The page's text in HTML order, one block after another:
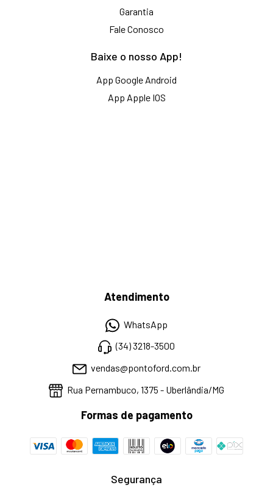
Garantia
Fale Conosco
Baixe o nosso App!
App Google Android
App Apple IOS
Atendimento
WhatsApp
(34) 3218-3500
vendas@pontoford.com.br
Rua Pernambuco, 1375 - Uberlândia/MG
Formas de pagamento
Segurança